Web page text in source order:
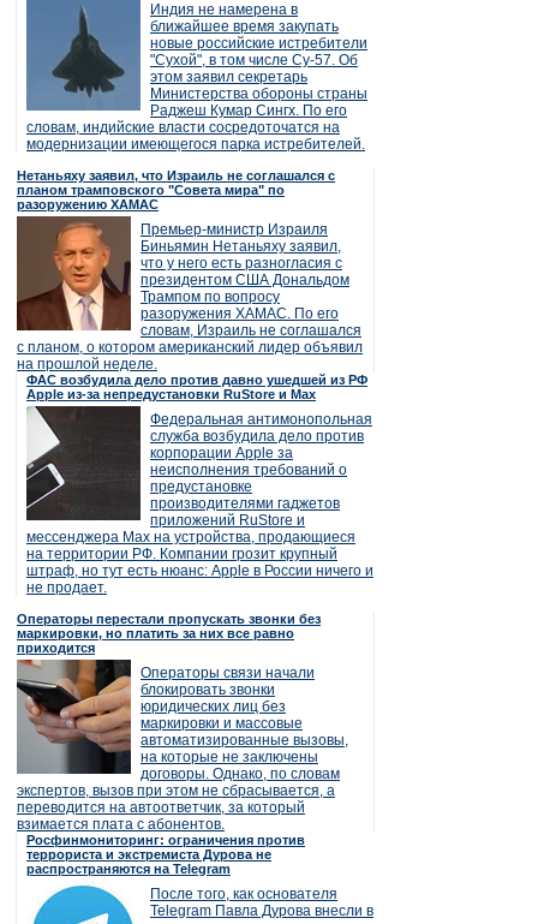
Индия не намерена в
ближайшее время закупать
новые российские истребители
"Сухой", в том числе Су-57. Об
этом заявил секретарь
Министерства обороны страны
Раджеш Кумар Сингх. По его
словам, индийские власти сосредоточатся на
модернизации имеющегося парка истребителей.
Нетаньяху заявил, что Израиль не соглашался с
планом трамповского "Совета мира" по
разоружению ХАМАС
Премьер-министр Израиля
Биньямин Нетаньяху заявил,
что у него есть разногласия с
президентом США Дональдом
Трампом по вопросу
разоружения ХАМАС. По его
словам, Израиль не соглашался
с планом, о котором американский лидер объявил
на прошлой неделе.
ФАС возбудила дело против давно ушедшей из РФ
Apple из-за непредустановки RuStore и Max
Федеральная антимонопольная
служба возбудила дело против
корпорации Apple за
неисполнения требований о
предустановке
производителями гаджетов
приложений RuStore и
мессенджера Max на устройства, продающиеся
на территории РФ. Компании грозит крупный
штраф, но тут есть нюанс: Apple в России ничего и
не продает.
Операторы перестали пропускать звонки без
маркировки, но платить за них все равно
приходится
Операторы связи начали
блокировать звонки
юридических лиц без
маркировки и массовые
автоматизированные вызовы,
на которые не заключены
договоры. Однако, по словам
экспертов, вызов при этом не сбрасывается, а
переводится на автоответчик, за который
взимается плата с абонентов.
Росфинмониторинг: ограничения против
террориста и экстремиста Дурова не
распространяются на Telegram
После того, как основателя
Telegram Павла Дурова внесли в